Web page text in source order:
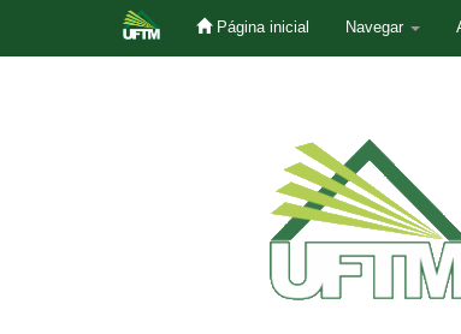
Página inicial Navegar